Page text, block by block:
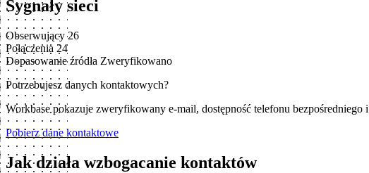
Sygnały sieci
Obserwujący 26
Połączenia 24
Dopasowanie źródła Zweryfikowano
Potrzebujesz danych kontaktowych?
Workbase pokazuje zweryfikowany e-mail, dostępność telefonu
Pobierz dane kontaktowe
Jak działa wzbogacanie kontaktów